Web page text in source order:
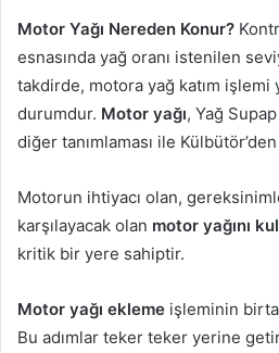
Motor Yağı Nereden Konur?
esnasında yağ oranı istenilen
takdirde, motora yağ katım işlemi
durumdur. Motor yağı, Yağ
diğer tanımlaması ile Külbütör’den
Motorun ihtiyacı olan,
karşılayacak olan motor yağını
kritik bir yere sahiptir.
Motor yağı ekleme işleminin
Bu adımlar teker teker yerine